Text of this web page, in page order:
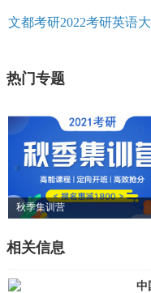
文都考研2022考研英语
热门专题
秋季集训营
相关信息
中